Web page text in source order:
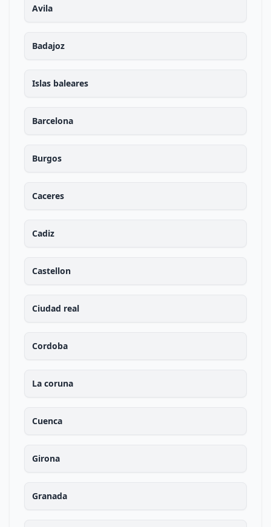
Avila
Badajoz
Islas baleares
Barcelona
Burgos
Caceres
Cadiz
Castellon
Ciudad real
Cordoba
La coruna
Cuenca
Girona
Granada